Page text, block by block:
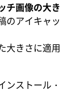
チ画像の
のアイキャ
大きさに適
ンストール